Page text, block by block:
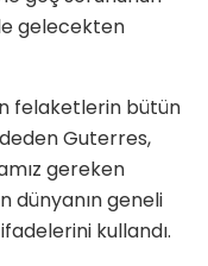
gelecekten
felaketlerin bütün
Guterres,
gereken
dünyanın geneli
kullandı.